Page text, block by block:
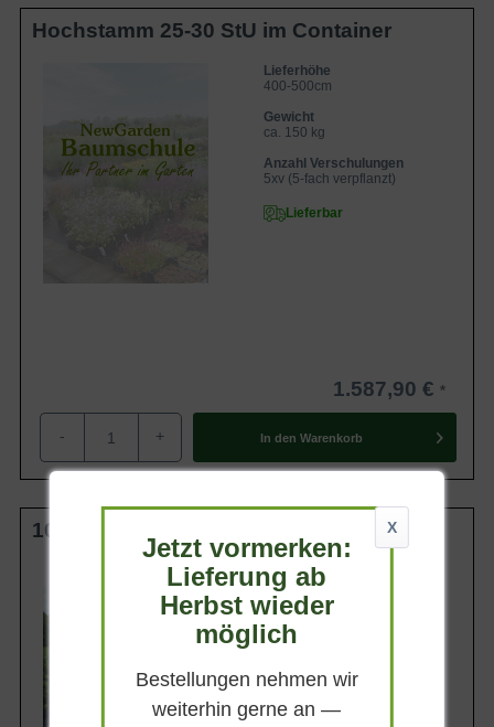
Hochstamm 25-30 StU im Container
Lieferhöhe
400-500cm
Gewicht
ca. 150 kg
Anzahl Verschulungen
5xv (5-fach verpflanzt)
Lieferbar
1.587,90 €
- + In den Warenkorb
100 cm Stamm C20
Kronengröße
30-40 cm
Belaubung
Sommergrün
Dunkelgrün
Standort
X
Jetzt vormerken:
Lieferung ab
Herbst wieder
möglich
Bestellungen nehmen wir
weiterhin gerne an —